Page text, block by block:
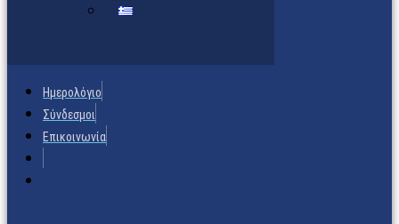
Ημερολόγιο
Σύνδεσμοι
Επικοινωνία